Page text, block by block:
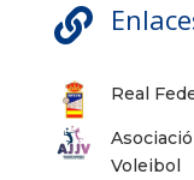

Real
Voleibol